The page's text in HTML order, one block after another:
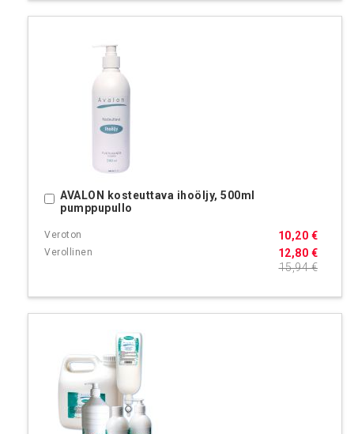
AVALON kosteuttava ihoöljy, 500ml
pumppupullo
12,80 €
10,20 €
15,94 €
Ostoskoriin